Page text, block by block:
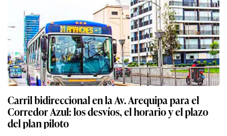
Carril bidireccional en la Av. Arequipa para el
Corredor Azul: los desvíos, el horario y el plazo
del plan piloto